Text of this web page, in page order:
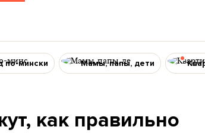
по-мински Мамы, папы, дети
как правильно